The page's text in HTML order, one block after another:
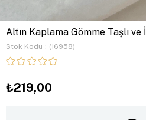
Altın Kaplama Gömme Taşlı ve
Stok Kodu (16958)
₺219,00